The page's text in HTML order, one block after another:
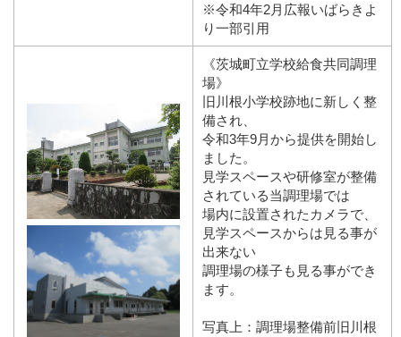
※令和4年2月広報いばらきよ
り一部引用
《茨城町立学校給食共同調理
場》
旧川根小学校跡地に新しく整
備され、
令和3年9月から提供を開始し
ました。
見学スペースや研修室が整備
されている当調理場では
場内に設置されたカメラで、
見学スペースからは見る事が
出来ない
調理場の様子も見る事ができ
ます。
写真上：調理場整備前旧川根